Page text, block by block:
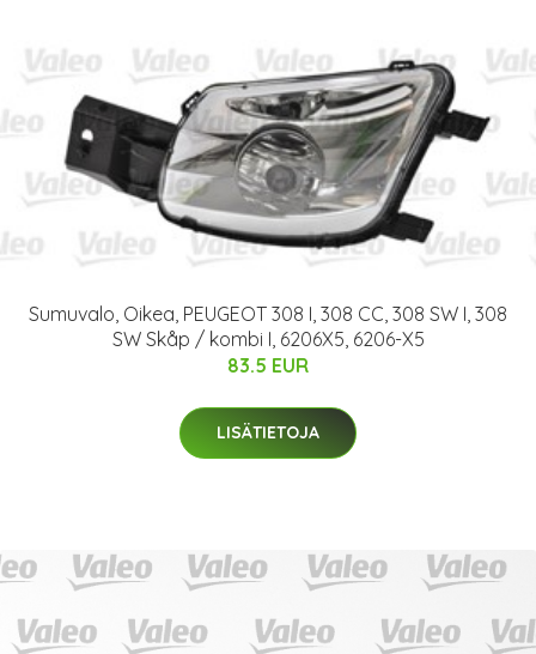
Sumuvalo, Oikea, PEUGEOT 308 I, 308 CC, 308 SW I, 308
SW Skåp / kombi I, 6206X5, 6206-X5
83.5 EUR
LISÄTIETOJA